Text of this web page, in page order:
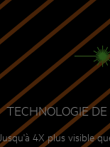
TECHNOLOGIE
Jusqu'à 4X plus visible